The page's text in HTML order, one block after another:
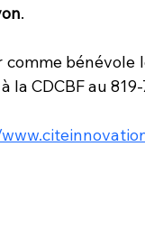
.
bénévole
la CDCBF au